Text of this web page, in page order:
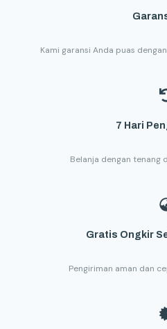
Kami garansi Anda puas
7 Hari
Belanja dengan tenang
Gratis Ongkir
Pengiriman aman dan